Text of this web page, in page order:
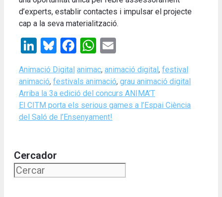
d’experts, establir contactes i impulsar el projecte
cap a la seva materialització.
LinkedIn
Bluesky
Facebook
WhatsApp
Categories
Animació Digital Tags
animac, animació digital , festival
animació, festivals animació, grau animació digital
Arriba la 3a edició del concurs ANIMA’T
El CITM porta els serious games a l’Espai Ciència
del Saló de l’Ensenyament!
Cercador